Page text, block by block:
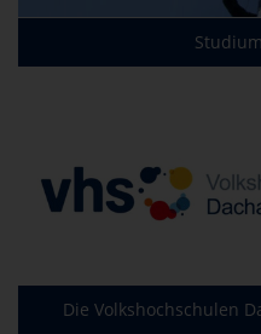
Die Volkshochschulen